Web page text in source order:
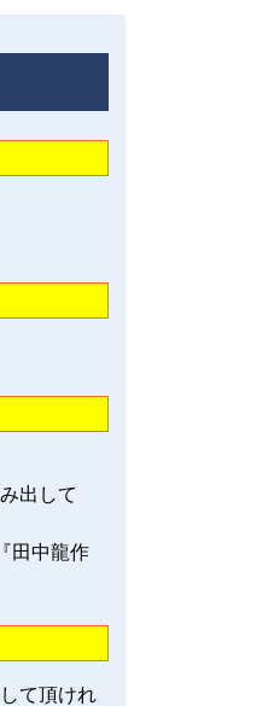
出して
田中龍作
て頂けれ